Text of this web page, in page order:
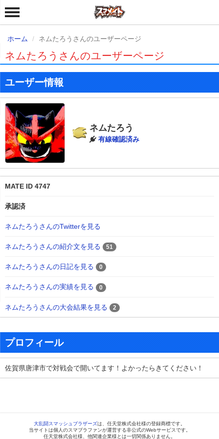
ホーム ネムたろうさんのユーザーページ
ネムたろうさんのユーザーページ
ユーザー情報
ネムたろう
有線確認済み
MATE ID 4747
承認済
ネムたろうさんのTwitterを見る
ネムたろうさんの紹介文を見る 51
ネムたろうさんの日記を見る 0
ネムたろうさんの実績を見る 0
ネムたろうさんの大会結果を見る 2
プロフィール
佐賀県唐津市で対戦会で開いてます！よかったらきてください！
大乱闘スマッシュブラザーズは、任天堂株式会社様の登録商標です。
当サイトは個人のスマブラファンが運営する非公式のWebサービスです。
任天堂株式会社様、他関連企業様とは一切関係ありません。